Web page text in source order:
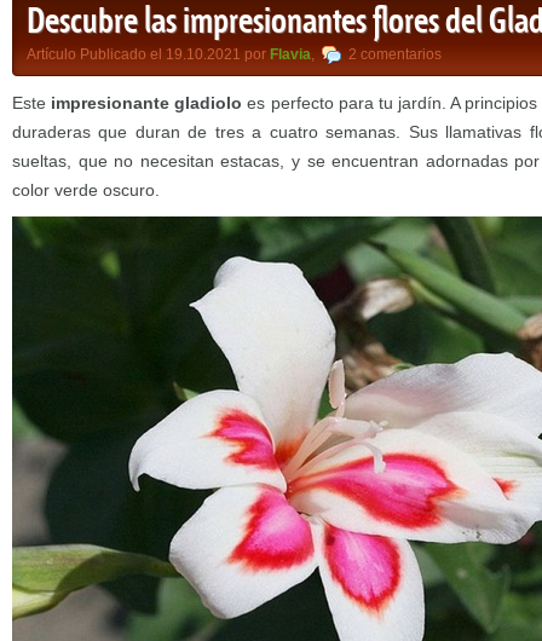
Descubre las impresionantes flores del
Artículo Publicado el 19.10.2021 por Flavia, 2 comentarios
Este impresionante gladiolo es perfecto para tu jardín. A
duraderas que duran de tres a cuatro semanas. Sus llamativas
sueltas, que no necesitan estacas, y se encuentran adornadas
color verde oscuro.